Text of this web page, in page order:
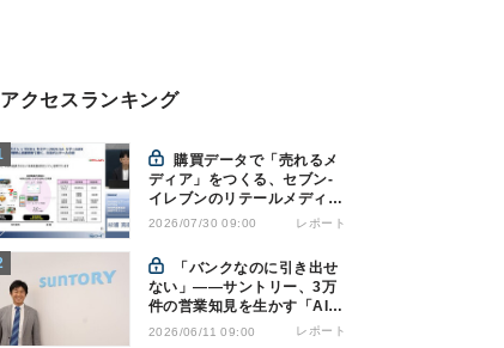
アクセスランキング
購買データで「売れるメ
ディア」をつくる、セブン-
イレブンのリテールメディア
戦略
2026/07/30 09:00 レポート
ない」――サントリー、3万
件の営業知見を生かす「AI軍
師」とは
2026/06/11 09:00 レポート